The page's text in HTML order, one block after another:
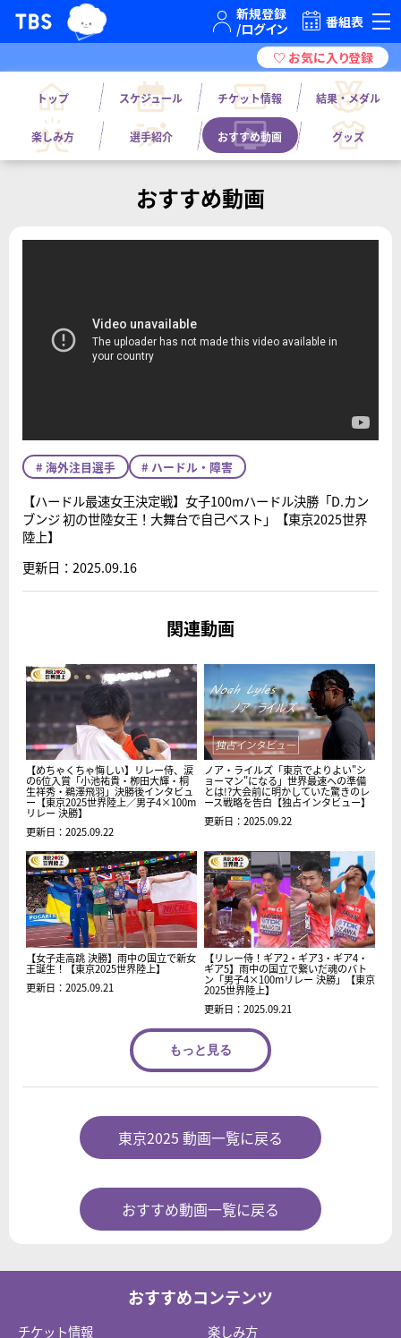
TBSテレビ｜ときめくときを。
TBSグループキャラクター『ワクティ』番組表
トップ スケジュール チケット情報 結果・メダル
楽しみ方 選手紹介 おすすめ動画 グッズ
おすすめ動画
# 海外注目選手 # ハードル・障害
【ハードル最速女王決定戦】女子100mハードル決勝「D.カン
ブンジ 初の世陸女王！大舞台で自己ベスト」【東京2025世界
陸上】
更新日：2025.09.16
関連動画
【めちゃくちゃ悔しい】リレー侍、涙
の6位入賞「小池祐貴・栁田大輝・桐
生祥秀・鵜澤飛羽」決勝後インタビュ
ー【東京2025世界陸上／男子4×100m
リレー 決勝】
更新日：2025.09.22
ノア・ライルズ「東京でよりよい"シ
ョーマン"になる」世界最速への準備
とは!?大会前に明かしていた驚きのレ
ース戦略を告白【独占インタビュー】
更新日：2025.09.22
【女子走高跳 決勝】雨中の国立で新女
王誕生！【東京2025世界陸上】
更新日：2025.09.21
【リレー侍！ギア2・ギア3・ギア4・
ギア5】雨中の国立で繋いだ魂のバト
ン「男子4×100mリレー 決勝」【東京
2025世界陸上】
更新日：2025.09.21
もっと見る
東京2025 動画一覧に戻る
おすすめ動画一覧に戻る
おすすめコンテンツ
チケット情報
楽しみ方